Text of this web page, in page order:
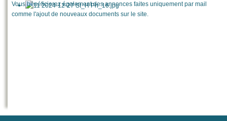
Vous bénéficierez également des annonces faites uniquement par mail
comme l'ajout de nouveaux documents sur le site.